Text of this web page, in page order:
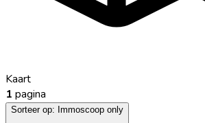
Kaart
1 pagina
Sorteer op: Immoscoop only